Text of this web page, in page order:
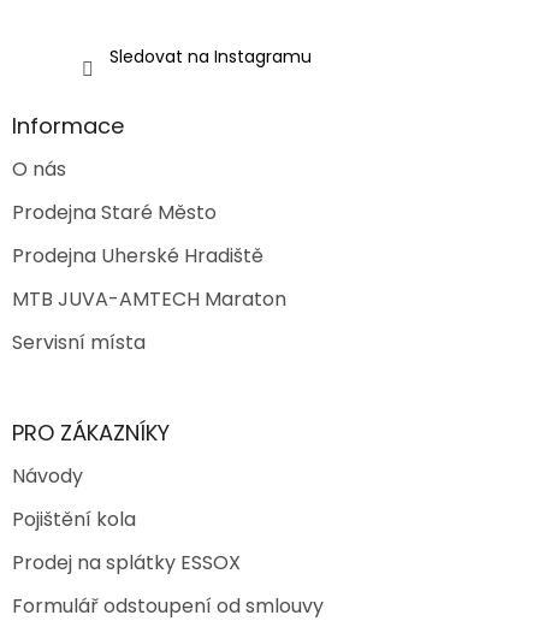
Sledovat na Instagramu
Informace
O nás
Prodejna Staré Město
Prodejna Uherské Hradiště
MTB JUVA-AMTECH Maraton
Servisní místa
PRO ZÁKAZNÍKY
Návody
Pojištění kola
Prodej na splátky ESSOX
Formulář odstoupení od smlouvy